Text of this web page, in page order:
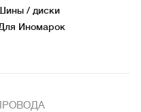
/ диски
Иномарок